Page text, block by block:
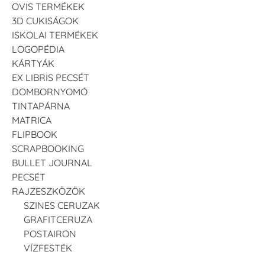
OVIS TERMÉKEK
3D CUKISÁGOK
ISKOLAI TERMÉKEK
LOGOPÉDIA
KÁRTYÁK
EX LIBRIS PECSÉT
DOMBORNYOMÓ
TINTAPÁRNA
MATRICA
FLIPBOOK
SCRAPBOOKING
BULLET JOURNAL
PECSÉT
RAJZESZKÖZÖK
SZINES CERUZAK
GRAFITCERUZA
POSTAIRON
VÍZFESTÉK